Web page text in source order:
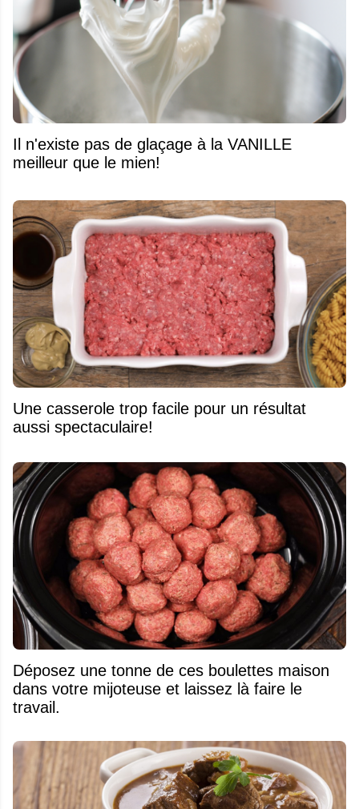
Il n'existe pas de glaçage à la VANILLE
meilleur que le mien!
Une casserole trop facile pour un résultat
aussi spectaculaire!
Déposez une tonne de ces boulettes maison
dans votre mijoteuse et laissez là faire le
travail.